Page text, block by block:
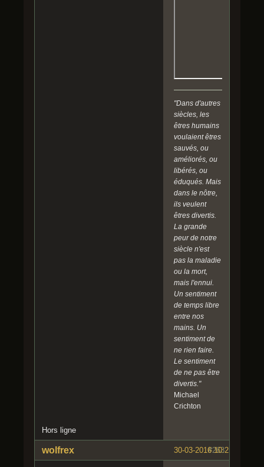
"Dans d'autres
siècles, les
êtres humains
voulaient êtres
sauvés, ou
améliorés, ou
libérés, ou
éduqués. Mais
dans le nôtre,
ils veulent
êtres divertis.
La grande
peur de notre
siècle n'est
pas la maladie
ou la mort,
mais l'ennui.
Un sentiment
de temps libre
entre nos
mains. Un
sentiment de
ne rien faire.
Le sentiment
de ne pas être
divertis."
Michael
Crichton
Hors ligne
#263
30-03-2016 10:21:31
wolfrex